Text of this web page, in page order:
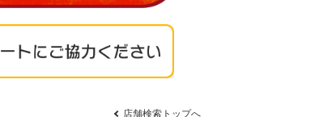
店舗検索トップへ